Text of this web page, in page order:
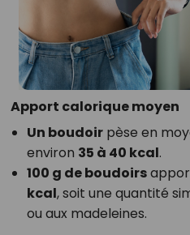
Apport calorique moyen
Un boudoirpèse en
environ 35 à 40 kcal.
100 g de boudoirs
kcal, soit une quantité
ou aux madeleines.